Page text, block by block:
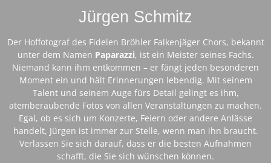
Jürgen Schmitz
Der Hoffotograf des Fidelen Bröhler Falkenjäger Chors, bekannt
unter dem Namen Paparazzi, ist ein Meister seines Fachs.
Niemand kann ihm entkommen – er fängt jeden besonderen
Moment ein und hält Erinnerungen lebendig. Mit seinem
Talent und seinem Auge fürs Detail gelingt es ihm,
atemberaubende Fotos von allen Veranstaltungen zu machen.
Egal, ob es sich um Konzerte, Feiern oder andere Anlässe
handelt, Jürgen ist immer zur Stelle, wenn man ihn braucht.
Verlassen Sie sich darauf, dass er die besten Aufnahmen
schafft, die Sie sich wünschen können.